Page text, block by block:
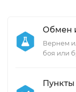
Обмен
Вернем
боя или
Пункты